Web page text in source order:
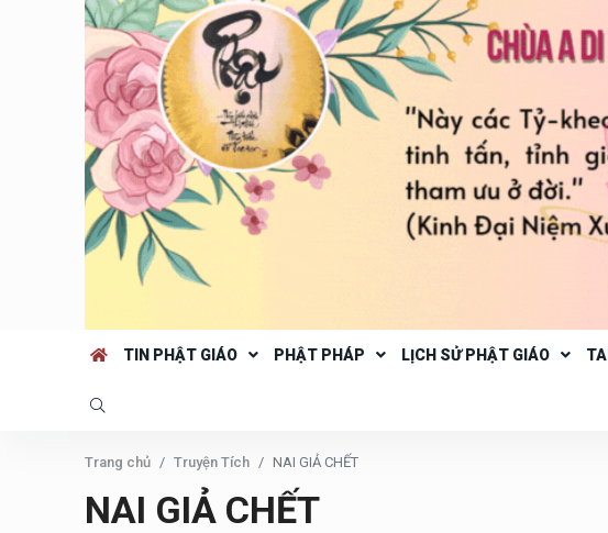
TIN PHẬT GIÁO PHẬT PHÁP LỊCH SỬ PHẬT GIÁO
Trang chủ Truyện Tích NAI GIẢ CHẾT
NAI GIẢ CHẾT